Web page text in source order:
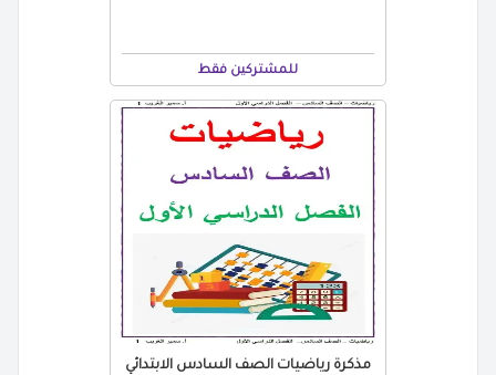
للمشتركين فقط
مذكرة رياضيات الصف السادس الابتدائي